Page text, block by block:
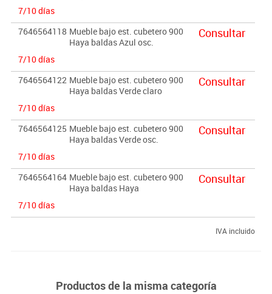
7/10 días
7646564118 Mueble bajo est. cubetero 900
Haya baldas Azul osc.
7/10 días
Consultar
7646564122 Mueble bajo est. cubetero 900
Haya baldas Verde claro
7/10 días
Consultar
7646564125 Mueble bajo est. cubetero 900
Haya baldas Verde osc.
7/10 días
Consultar
7646564164 Mueble bajo est. cubetero 900
Haya baldas Haya
7/10 días
Consultar
IVA incluido
Productos de la misma categoría